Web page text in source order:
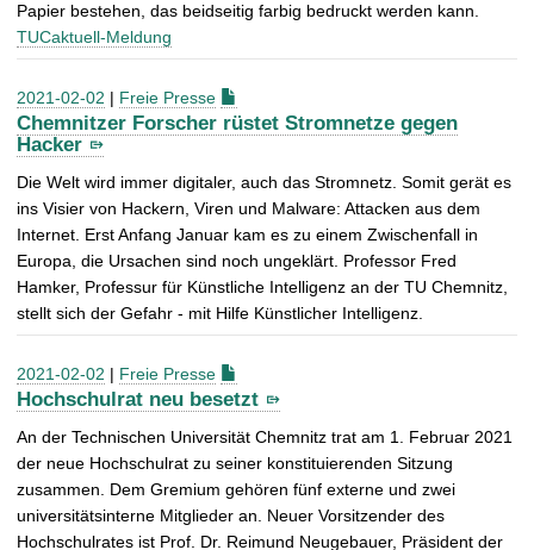
Papier bestehen, das beidseitig farbig bedruckt werden kann.
TUCaktuell-Meldung
2021-02-02 | Freie Presse
Chemnitzer Forscher rüstet Stromnetze gegen
Hacker
Die Welt wird immer digitaler, auch das Stromnetz. Somit gerät es
ins Visier von Hackern, Viren und Malware: Attacken aus dem
Internet. Erst Anfang Januar kam es zu einem Zwischenfall in
Europa, die Ursachen sind noch ungeklärt. Professor Fred
Hamker, Professur für Künstliche Intelligenz an der TU Chemnitz,
stellt sich der Gefahr - mit Hilfe Künstlicher Intelligenz.
2021-02-02 | Freie Presse
Hochschulrat neu besetzt
An der Technischen Universität Chemnitz trat am 1. Februar 2021
der neue Hochschulrat zu seiner konstituierenden Sitzung
zusammen. Dem Gremium gehören fünf externe und zwei
universitätsinterne Mitglieder an. Neuer Vorsitzender des
Hochschulrates ist Prof. Dr. Reimund Neugebauer, Präsident der